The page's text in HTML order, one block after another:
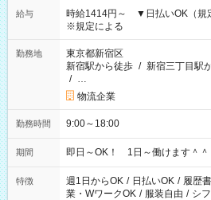
給与
時給1414円～ ▼日払いOK（
※規定による
勤務地
東京都新宿区
新宿駅から徒歩 / 新宿三丁目駅
/ …
物流企業
勤務時間 9:00～18:00
期間 即日～OK！ 1日～働けます＾＾
特徴 週1日からOK / 日払いOK / 履歴
業・WワークOK / 服装自由 / シ